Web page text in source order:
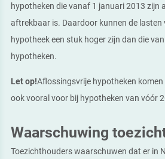
hypotheken die vanaf 1 januari 2013 zijn
aftrekbaar is. Daardoor kunnen de lasten
hypotheek een stuk hoger zijn dan die
hypotheken.
Let op!Aflossingsvrije hypotheken
ook vooral voor bij hypotheken van vóór
Waarschuwing
Toezichthouders waarschuwen dat er in